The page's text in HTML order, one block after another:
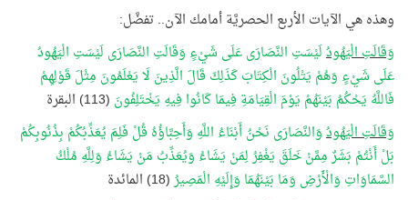
وهذه هي الآيات الأربع الحصريَّة أمامك الآن.. تفضَّل:
وَقَالَتِ الْيَهُودُلَيْسَتِ النَّصَارَى عَلَى شَيْءٍ وَقَالَتِ النَّصَارَى لَيْسَتِ الْيَهُودُ
عَلَى شَيْءٍ وَهُمْ يَتْلُونَ الْكِتَابَ كَذَلِكَ قَالَ الَّذِينَ لَا يَعْلَمُونَ مِثْلَ قَوْلِهِمْ
فَاللَّهُ يَحْكُمُ بَيْنَهُمْ يَوْمَ الْقِيَامَةِ فِيمَا كَانُوا فِيهِ يَخْتَلِفُونَ (113) البقرة
وَقَالَتِ الْيَهُودُوَالنَّصَارَى نَحْنُ أَبْنَاءُ اللَّهِ وَأَحِبَّاؤُهُ قُلْ فَلِمَ يُعَذِّبُكُمْ بِذُنُوبِكُمْ
بَلْ أَنْتُمْ بَشَرٌ مِمَّنْ خَلَقَ يَغْفِرُ لِمَنْ يَشَاءُ وَيُعَذِّبُ مَنْ يَشَاءُ وَلِلَّهِ مُلْكُ
السَّمَاوَاتِ وَالْأَرْضِ وَمَا بَيْنَهُمَا وَإِلَيْهِ الْمَصِيرُ(18) المائدة